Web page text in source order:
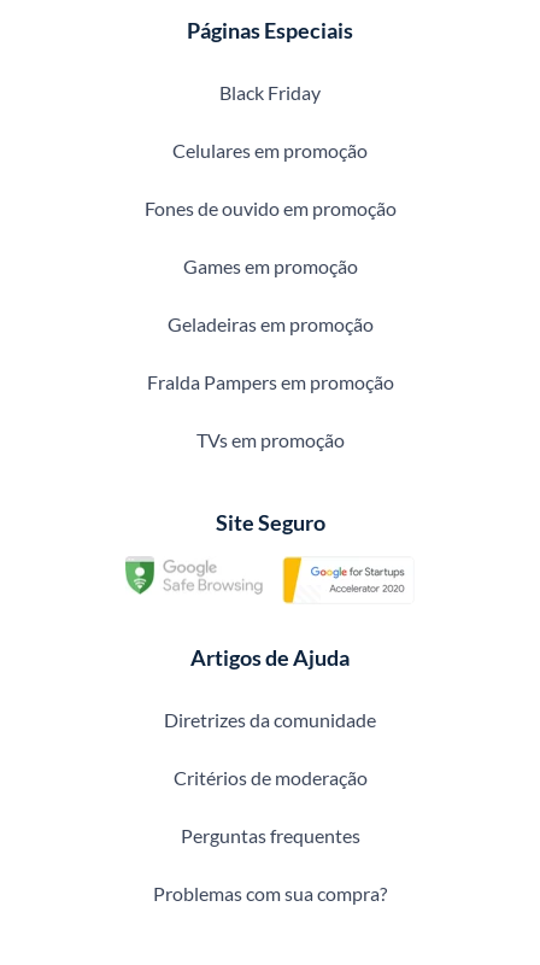
Páginas Especiais
Black Friday
Celulares em promoção
Fones de ouvido em promoção
Games em promoção
Geladeiras em promoção
Fralda Pampers em promoção
TVs em promoção
Site Seguro
Artigos de Ajuda
Diretrizes da comunidade
Critérios de moderação
Perguntas frequentes
Problemas com sua compra?